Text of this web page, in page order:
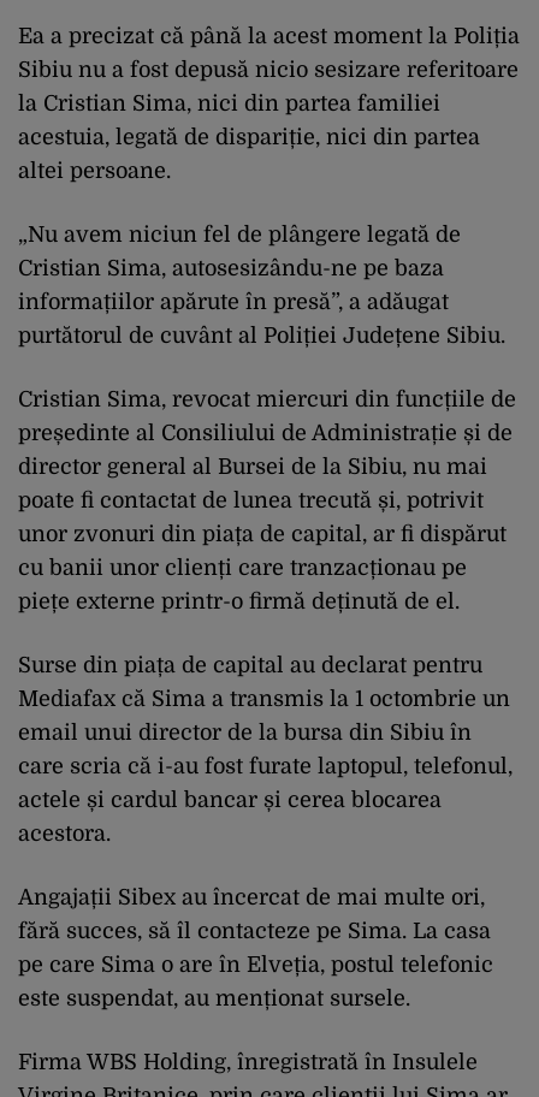
Ea a precizat că până la acest moment la Poliția
Sibiu nu a fost depusă nicio sesizare referitoare
la Cristian Sima, nici din partea familiei
acestuia, legată de dispariție, nici din partea
altei persoane.
„Nu avem niciun fel de plângere legată de
Cristian Sima, autosesizându-ne pe baza
informațiilor apărute în presă”, a adăugat
purtătorul de cuvânt al Poliției Județene Sibiu.
Cristian Sima, revocat miercuri din funcțiile de
președinte al Consiliului de Administrație și de
director general al Bursei de la Sibiu, nu mai
poate fi contactat de lunea trecută și, potrivit
unor zvonuri din piața de capital, ar fi dispărut
cu banii unor clienți care tranzacționau pe
piețe externe printr-o firmă deținută de el.
Surse din piața de capital au declarat pentru
Mediafax că Sima a transmis la 1 octombrie un
email unui director de la bursa din Sibiu în
care scria că i-au fost furate laptopul, telefonul,
actele și cardul bancar și cerea blocarea
acestora.
Angajații Sibex au încercat de mai multe ori,
fără succes, să îl contacteze pe Sima. La casa
pe care Sima o are în Elveția, postul telefonic
este suspendat, au menționat sursele.
Firma WBS Holding, înregistrată în Insulele